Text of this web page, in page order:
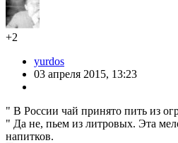
+2
yurdos
03 апреля 2015, 13:23
" В России чай принято пить из
" Да не, пьем из литровых. Эта
напитков.